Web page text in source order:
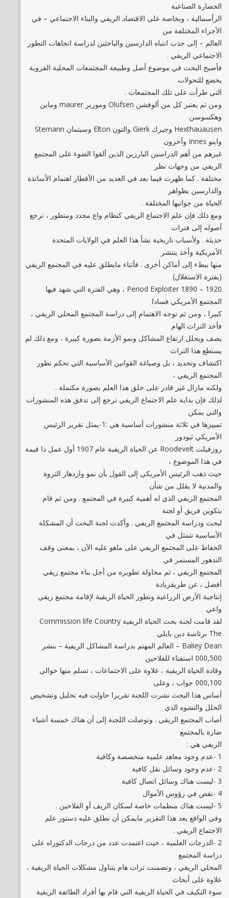
الحضارة الصناعية
الرأسمالية ، وبخاصة على الاقتصاد الريفي والبناء الاجتماعي – في
الأجزاء المختلفة من
العالم – إلى جذب انتباه الدارسين والباحثين لدراسة اتجاهات التطور
الاجتماعي الريفي .
فأصبح البحث في موضوع أصل وطبيعة المجتمعات المحلية القروية
يخضع للتحولات
التي طرأت على تلك المجتمعات .
ومن ثم يعتبر كل من ألوفشن Olufsen ومورير maurer وماين
وهكسوسن
Hexthauausen وجيرك Gierk والتون Elton وسيتمان Stemann
واينو Innes وآخرون
غيرهم من أهم الدراسين البارزين الذين ألقوا الضوء على المجتمع
الريفي من وجهات نظر
مختلفة . كما ظهرت فيما بعد في العديد من الأقطار اهتمام الأساتذة
والدارسين بظواهر
الحياة من جوانبها المختلفة .
ومع ذلك فإن علم الاجتماع الريفي كنظام واع محدد ومتطور ، ترجع
أصوله إلى فترات
حديثة . ولأسباب تاريخية نشأ هذا العلم في الولايات المتحدة
الأمريكية وأخذ ينتشر
منها ببطء إلى أماكن أخرى . فأثناء مايطلق عليه في المجتمع الريفي
(بفترة الاستغلال)
1920 – 1890 Period Exploiter ، وهي الفترة التي شهد فيها
المجتمع الأمريكي فسادا
كبيرا ، ومن ثم توجه الاهتمام إلى دراسة المجتمع المحلي الريفي ،
فأخذ التراث الهام
يصف ويحلل ارتفاع المشاكل ونمو الأزمة بصورة كبيرة ، ومع ذلك لم
يستطع هذا التراث
اكتشاف وتحديد ، بل وصياغة القوانين الأساسية التي تحكم تطور
المجتمع الريفي ،
ولكنه مازال غير قادر على خلق هذا العلم بصورة مكتملة .
لذلك فإن بداية علم الاجتماع الريفي ترجع إلى تدفق هذه المنشورات
والتي يمكن
تمييزها في ثلاثة منشورات أساسية هي :1-يمثل تقرير الرئيس
الأمريكي ثيودور
روزفيلت Roodevelt عن الحياة الريفية عام 1907 أول عمل ذا قيمة
في هذا الموضوع ،
حيث ذهب الرئيس الأمريكي إلى القول بأن نمو وازدهار الثروة
والمدنية لا يقلل من شأن
المجتمع الريفي الذي له أهمية كبيرة في المجتمع . ومن ثم قام
بتكوين فريق أو لجنة
لبحث ودراسة المجتمع الريفي . وأكدت لجنة البحث أن المشكلة
الأساسية تتمثل في
الحفاظ على المجتمع الريفي على ماهو عليه الآن ، بمعنى وقف
التدهور المستمر في
المجتمع الريفي ، ثم محاولة تطويره من أجل بناء مجتمع ريفي
أفضل ، عن طريقزيادة
إنتاجية الأرض الزراعية وتطور الحياة الريفية لإقامة مجتمع ريفي
واعي
لقد قامت لجنة بحث الحياة الريفية Commission life Country
The برئاسة دين بايلي
Baliey Dean – العالم المهتم بدراسة المشاكل الريفية – بنشر
000,500 استفتاء للفلاحين
وقادة الحياة الريفية ، علاوة على الاجتماعات ، تسلم منها حوالي
000,100 جواب ، وعلى
أساس هذا البحث نشرت اللجنة تقريرا حاولت فيه تحليل وتشخيص
الخلل والتشوه الذي
أصاب المجتمع الريفي . وتوصلت اللجنة إلى أن هناك خمسة أشياء
ضارة بالمجتمع
الريفي هي :
1 -عدم وجود معاهد علمية متخصصة وكافية
2 -عدم وجود وسائل نقل كافية
3 -ليست هناك وسائل اتصال كافية
4 -نقص في رؤوس الأموال
5 -ليست هناك منظمات خاصة لسكان الريف أو الفلاحين .
وفي الواقع يعد هذا التقرير مايمكن أن نطلق عليه دستور علم
الاجتماع الريفي .
2 -الدرجات العلمية ، حيث اعتمدت عدد من درجات الدكتوراه على
دراسة المجتمع
المحلي الريفي ، وتضمنت تراث هام يتناول مشكلات الحياة الريفية ،
علاوة على أبحاث
سوء التكيف في الحياة الريفية التي قام بها أفراد الطائفة الريفية